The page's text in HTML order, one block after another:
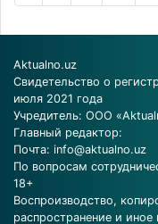
Aktualno.uz
Свидетельство о
июля 2021 года
Учредитель: ООО
Главный редактор:
Почта: info@aktualno.uz
По вопросам
18+
Воспроизводство,
распространение и